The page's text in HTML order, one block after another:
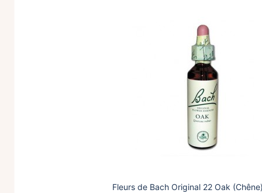
Fleurs de Bach Original 22 Oak